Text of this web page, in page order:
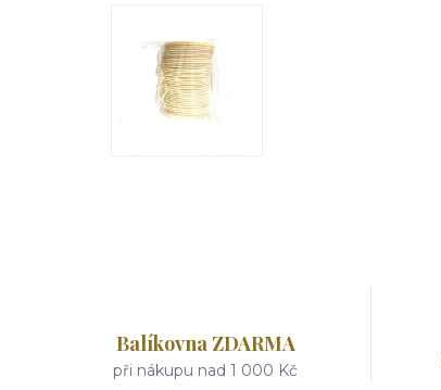
Balíkovna ZDARMA
při nákupu nad 1 000 Kč